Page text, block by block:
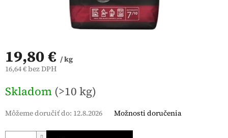
19,80 € / kg
16,64 € bez DPH
cena:
Skladom (>10 kg)
Môžeme doručiť do: 12.8.2026 Možnosti doručenia